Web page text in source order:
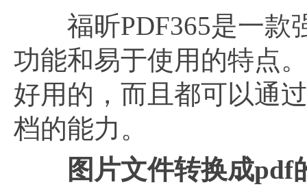
福昕PDF365是一款
功能和易于使用的特点
好用的，而且都可以通
档的能力。
图片文件转换成pdf